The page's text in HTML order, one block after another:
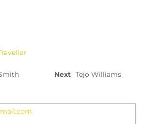
Next Tejo Williams